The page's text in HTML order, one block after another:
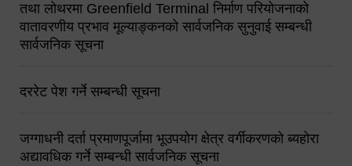
तथा लोथरमा Greenfield Terminal निर्माण परियोजनाको
वातावरणीय प्रभाव मूल्याङ्कनको सार्वजनिक सुनुवाई सम्बन्धी
सार्वजनिक सूचना
दररेट पेश गर्ने सम्बन्धी सूचना
जग्गाधनी दर्ता प्रमाणपूर्जामा भूउपयोग क्षेत्र वर्गीकरणको ब्यहोरा
अद्यावधिक गर्ने सम्बन्धी सार्वजनिक सूचना